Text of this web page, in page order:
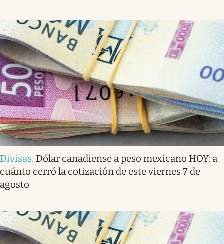
Divisas. Dólar canadiense a peso mexicano HOY: a
cuánto cerró la cotización de este viernes 7 de
agosto